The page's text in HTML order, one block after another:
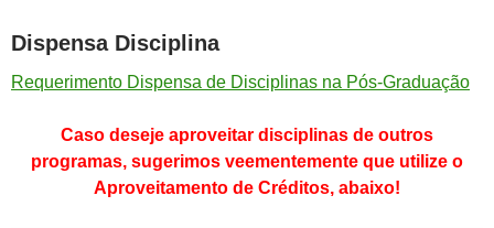
Dispensa Disciplina
Requerimento Dispensa de Disciplinas na Pós-Graduação
Caso deseje aproveitar disciplinas de outros
programas, sugerimos veementemente que utilize o
Aproveitamento de Créditos, abaixo!